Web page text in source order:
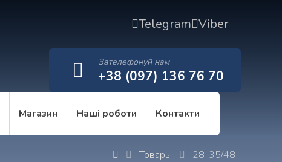
Telegram Viber
Зателефонуй нам
+38 (097) 136 76 70
Магазин Наші роботи Контакти
Товары 28-35/48